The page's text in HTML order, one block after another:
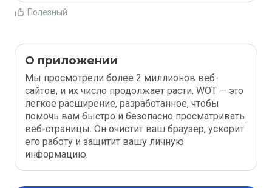
Полезный
О приложении
Мы просмотрели более 2 миллионов веб-
сайтов, и их число продолжает расти. WOT — это
легкое расширение, разработанное, чтобы
помочь вам быстро и безопасно просматривать
веб-страницы. Он очистит ваш браузер, ускорит
его работу и защитит вашу личную
информацию.